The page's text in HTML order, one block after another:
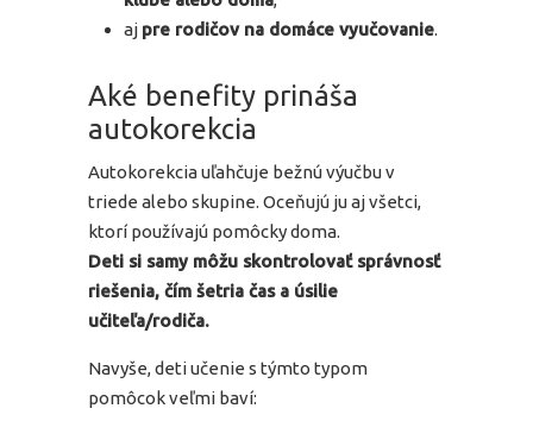
aj pre rodičov na domáce vyučovanie.
Aké benefity prináša
autokorekcia
Autokorekcia uľahčuje bežnú výučbu v
triede alebo skupine. Oceňujú ju aj všetci,
ktorí používajú pomôcky doma.
Deti si samy môžu skontrolovať správnosť
riešenia, čím šetria čas a úsilie
učiteľa/rodiča.
Navyše, deti učenie s týmto typom
pomôcok veľmi baví: